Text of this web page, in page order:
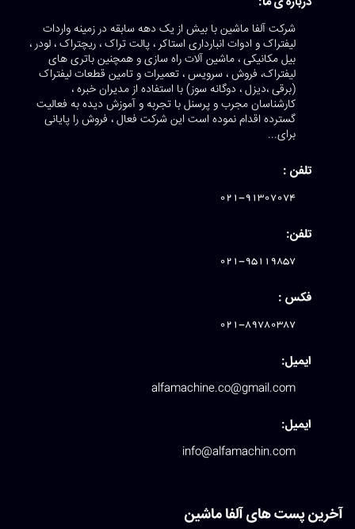
شرکت آلفا ماشین با بیش از یک دهه سابقه در زمینه واردات
لیفتراک و ادوات انبارداری استاکر ، پالت تراک ، ریچتراک ، لودر ،
بیل مکانیکی ، ماشین آلات راه سازی و همچنین باتری های
لیفتراک، فروش ، سرویس ، تعمیرات و تامین قطعات لیفتراک
(برقی ،دیزل ، دوگانه سوز) با استفاده از مدیران خبره ،
کارشناسان مجرب و پرسنل با تجربه و آموزش دیده به فعالیت
گسترده اقدام نموده است این شرکت فعال ، فروش را پایانی
برای...
تلفن :
021-91307074
تلفن:
021-95119857
فکس :
021-89780387
ایمیل:
alfamachine.co@gmail.com
ایمیل:
info@alfamachin.com
آخرین پست های آلفا ماشین